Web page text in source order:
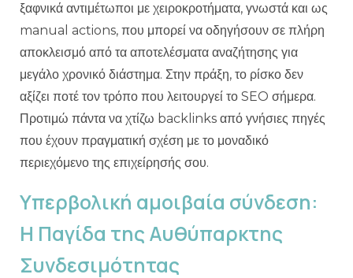
ξαφνικά αντιμέτωποι με χειροκροτήματα, γνωστά και ως
manual actions, που μπορεί να οδηγήσουν σε πλήρη
αποκλεισμό από τα αποτελέσματα αναζήτησης για
μεγάλο χρονικό διάστημα. Στην πράξη, το ρίσκο δεν
αξίζει ποτέ τον τρόπο που λειτουργεί το SEO σήμερα.
Προτιμώ πάντα να χτίζω backlinks από γνήσιες πηγές
που έχουν πραγματική σχέση με το μοναδικό
περιεχόμενο της επιχείρησής σου.
Υπερβολική αμοιβαία σύνδεση:
Η Παγίδα της Αυθύπαρκτης
Συνδεσιμότητας